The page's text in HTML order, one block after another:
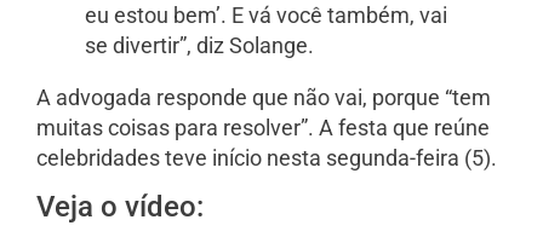
eu estou bem’. E vá você também, vai
se divertir”, diz Solange.
A advogada responde que não vai, porque “tem
muitas coisas para resolver”. A festa que reúne
celebridades teve início nesta segunda-feira (5).
Veja o vídeo: